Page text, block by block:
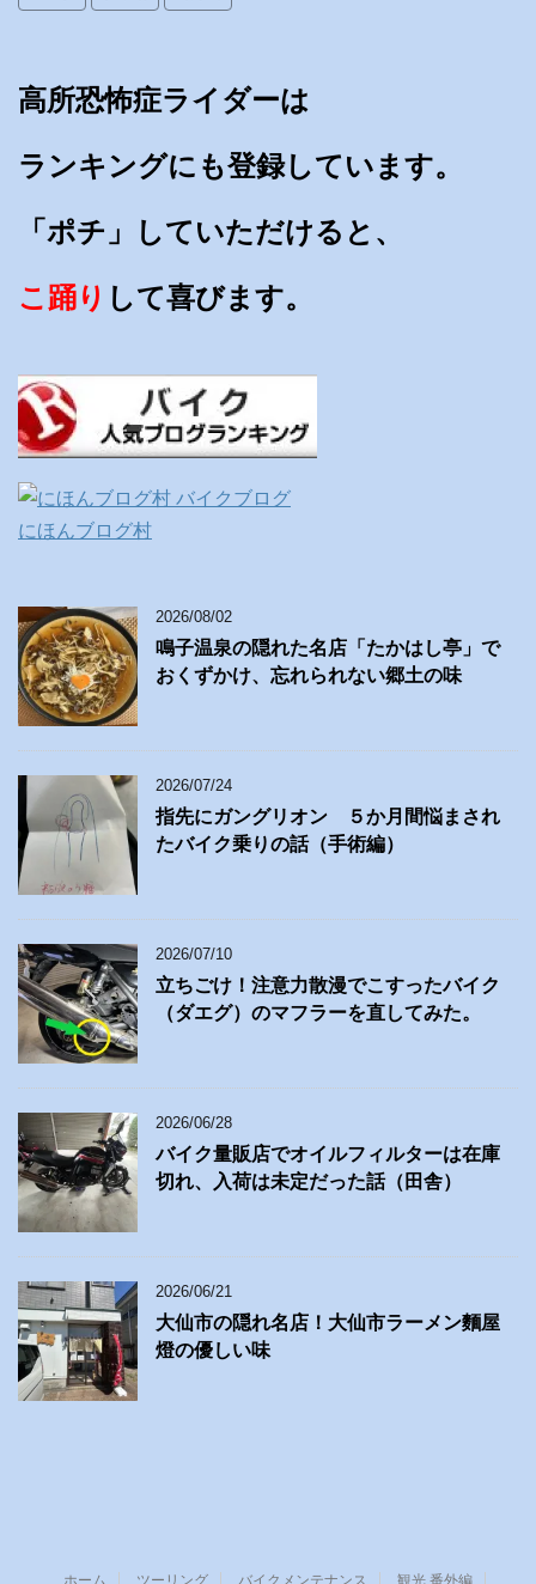
高所恐怖症ライダーは
ランキングにも登録しています。
「ポチ」していただけると、
こ踊り して喜びます。
にほんブログ村
2026/08/02
鳴子温泉の隠れた名店「たかはし亭」で
おくずかけ、忘れられない郷土の味
2026/07/24
指先にガングリオン ５か月間悩まされ
たバイク乗りの話（手術編）
2026/07/10
立ちごけ！注意力散漫でこすったバイク
（ダエグ）のマフラーを直してみた。
2026/06/28
バイク量販店でオイルフィルターは在庫
切れ、入荷は未定だった話（田舎）
2026/06/21
大仙市の隠れ名店！大仙市ラーメン麵屋
燈の優しい味
ホーム ツーリング バイクメンテナンス 観光 番外編